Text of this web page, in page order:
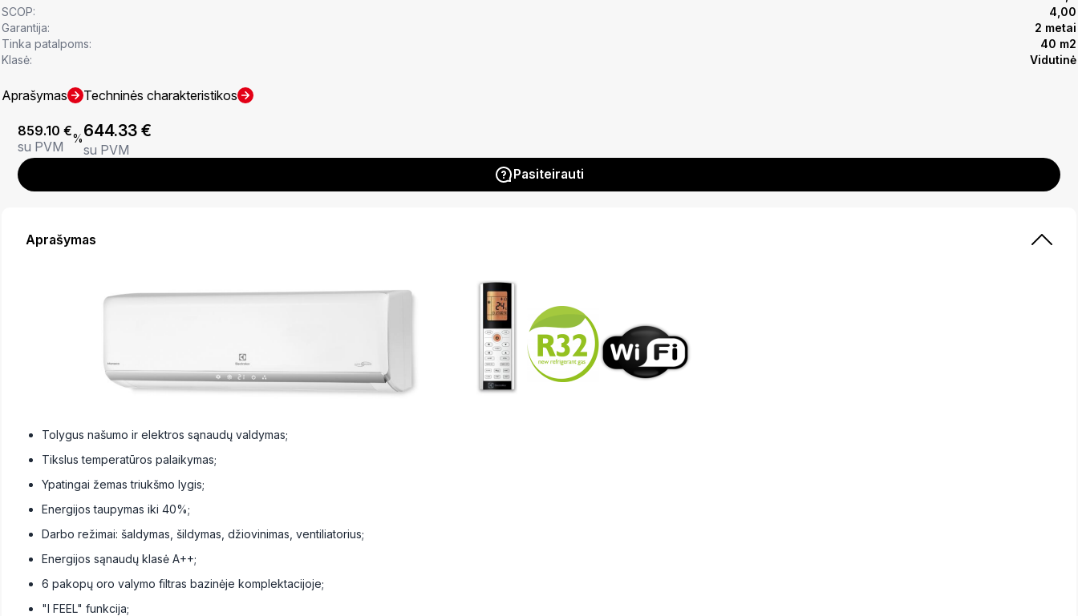
SCOP:
4,00
Garantija:
2 metai
Tinka patalpoms:
40 m2
Klasė:
Vidutinė
Aprašymas Techninės charakteristikos
859.10 €
su PVM
%644.33 €
su PVM
Pasiteirauti
Aprašymas
Tolygus našumo ir elektros sąnaudų valdymas;
Tikslus temperatūros palaikymas;
Ypatingai žemas triukšmo lygis;
Energijos taupymas iki 40%;
Darbo režimai: šaldymas, šildymas, džiovinimas, ventiliatorius;
Energijos sąnaudų klasė A++;
6 pakopų oro valymo filtras bazinėje komplektacijoje;
"I FEEL" funkcija;